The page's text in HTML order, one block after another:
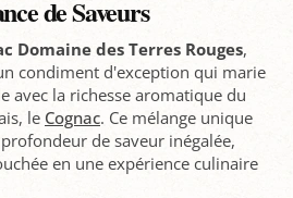
de Saveurs
Domaine des Terres Rouges,
condiment d'exception qui marie
avec la richesse aromatique du
le Cognac. Ce mélange unique
de saveur inégalée,
en une expérience culinaire